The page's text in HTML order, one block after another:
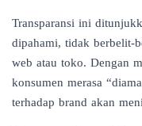
Transparansi ini
dipahami, tidak berbelit-
web atau toko. Dengan
konsumen merasa
terhadap brand akan